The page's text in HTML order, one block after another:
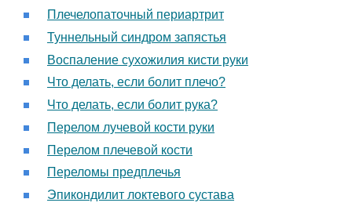
Плечелопаточный периартрит
Туннельный синдром запястья
Воспаление сухожилия кисти руки
Что делать, если болит плечо?
Что делать, если болит рука?
Перелом лучевой кости руки
Перелом плечевой кости
Переломы предплечья
Эпикондилит локтевого сустава